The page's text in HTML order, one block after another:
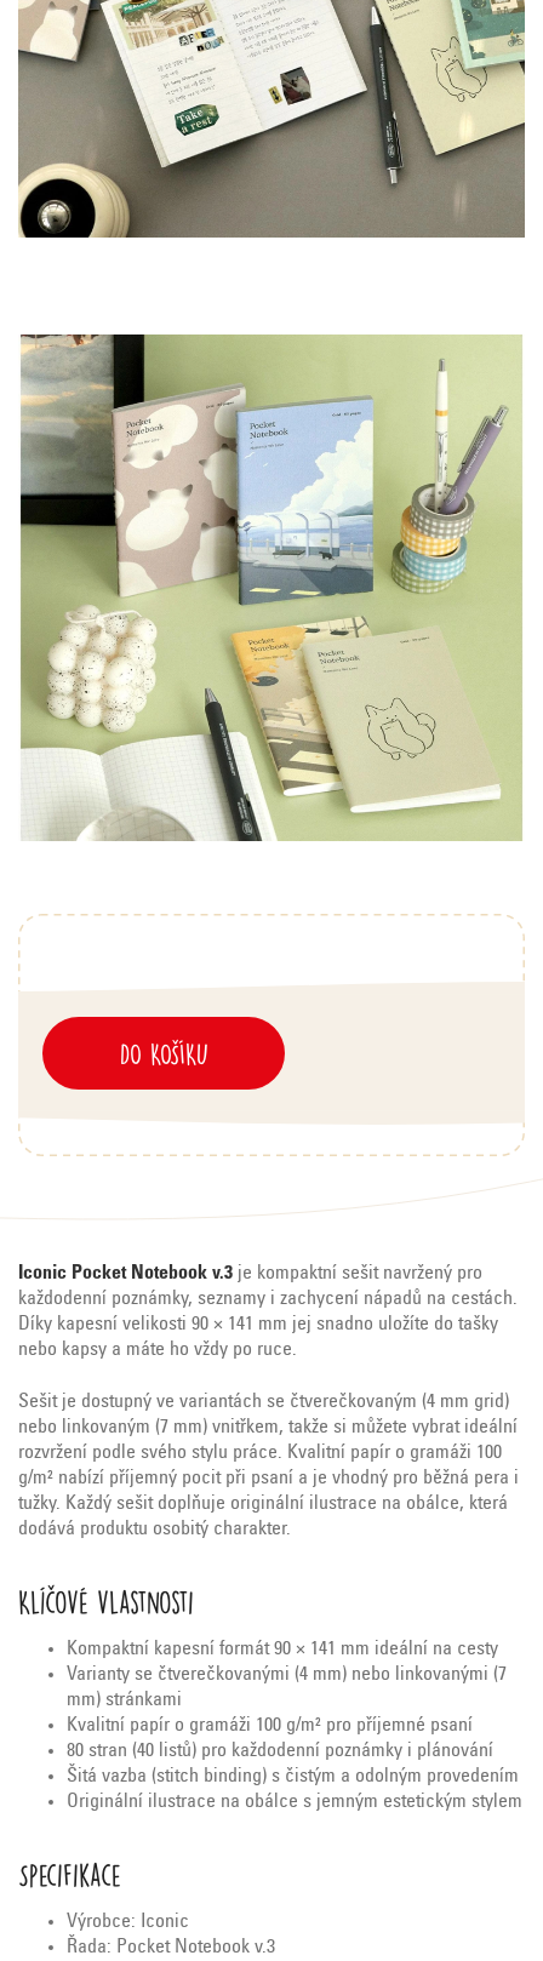
DO KOŠÍKU
Iconic Pocket Notebook v.3 je kompaktní sešit navržený pro
každodenní poznámky, seznamy i zachycení nápadů na cestách.
Díky kapesní velikosti 90 × 141 mm jej snadno uložíte do tašky
nebo kapsy a máte ho vždy po ruce.
Sešit je dostupný ve variantách se čtverečkovaným (4 mm grid)
nebo linkovaným (7 mm) vnitřkem, takže si můžete vybrat ideální
rozvržení podle svého stylu práce. Kvalitní papír o gramáži 100
g/m² nabízí příjemný pocit při psaní a je vhodný pro běžná pera i
tužky. Každý sešit doplňuje originální ilustrace na obálce, která
dodává produktu osobitý charakter.
Klíčové vlastnosti
Kompaktní kapesní formát 90 × 141 mm ideální na cesty
Varianty se čtverečkovanými (4 mm) nebo linkovanými (7
mm) stránkami
Kvalitní papír o gramáži 100 g/m² pro příjemné psaní
80 stran (40 listů) pro každodenní poznámky i plánování
Šitá vazba (stitch binding) s čistým a odolným provedením
Originální ilustrace na obálce s jemným estetickým stylem
Specifikace
Výrobce: Iconic
Řada: Pocket Notebook v.3